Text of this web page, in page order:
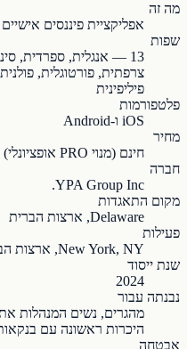
מה זה
אפליקציית פיננסים
שפות
13 — אנגלית, ספרדית,
צרפתית, פורטוגלית,
פיליפינית
פלטפורמות
iOS ו-Android
מחיר
חינם (מנוי PRO אופציונלי)
חברה
YPA Group Inc.
מקום התאגדות
Delaware, ארצות הברית
פעילות
New York, NY, ארצות הברית
שנת ייסוד
2024
נבנתה עבור
מהגרים, נשים המנהלות
היכרות ראשונה עם
אבטחה